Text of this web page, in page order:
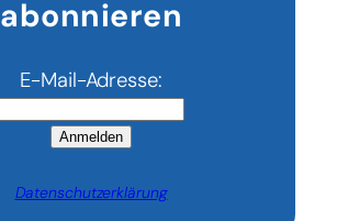
abonnieren
E-Mail-Adresse:
Anmelden
Datenschutzerklärung